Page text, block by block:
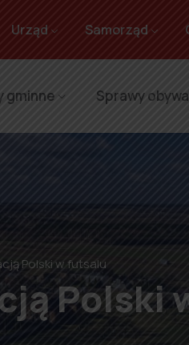
Urząd Samorząd
gminne Sprawy
Polski w futsalu
Polski